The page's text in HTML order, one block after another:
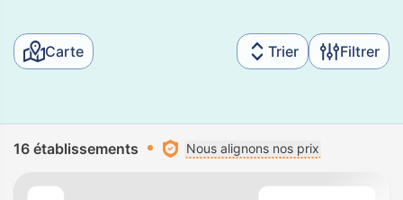
Carte Trier Filtrer
16 établissements Nous alignons nos prix